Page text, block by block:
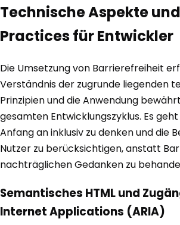
Technische Aspekte
Practices für Entwickler
Die Umsetzung von Barrierefreiheit
Verständnis der zugrunde liegenden
Prinzipien und die Anwendung
gesamten Entwicklungszyklus. Es
Anfang an inklusiv zu denken und die
Nutzer zu berücksichtigen, anstatt
nachträglichen Gedanken zu
Semantisches HTML und
Internet Applications (ARIA)